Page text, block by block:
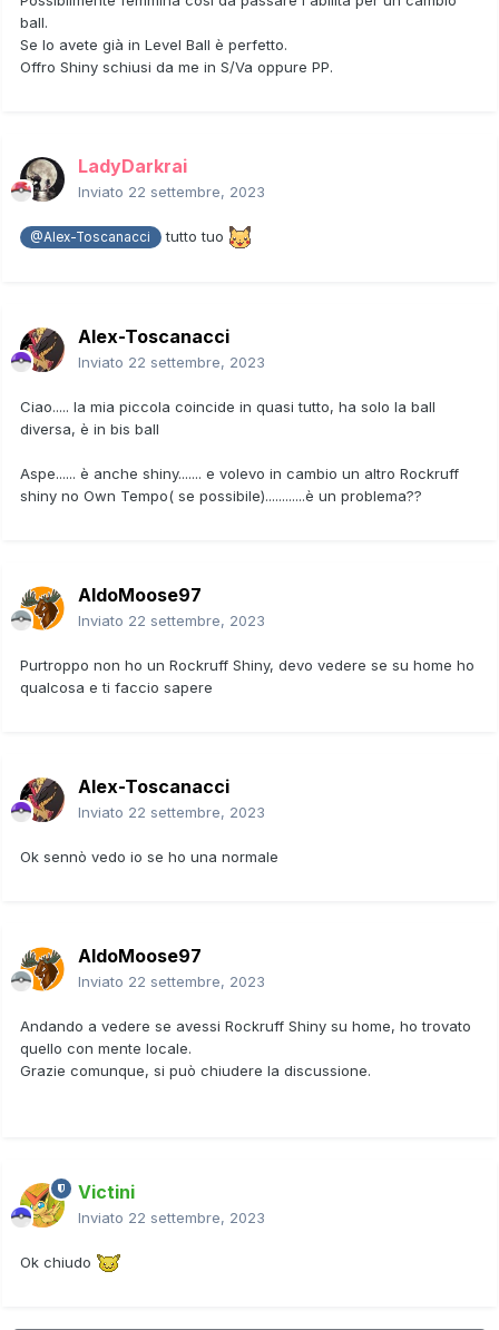
ball.
Se lo avete già in Level Ball è perfetto.
Offro Shiny schiusi da me in S/Va oppure PP.
LadyDarkrai
Inviato 22 settembre, 2023
@Alex-Toscanacci tutto tuo
Alex-Toscanacci
Inviato 22 settembre, 2023
Ciao..... la mia piccola coincide in quasi tutto, ha solo la ball
diversa, è in bis ball
Aspe...... è anche shiny....... e volevo in cambio un altro Rockruff
shiny no Own Tempo( se possibile)............è un problema??
AldoMoose97
Inviato 22 settembre, 2023
Purtroppo non ho un Rockruff Shiny, devo vedere se su home ho
qualcosa e ti faccio sapere
Alex-Toscanacci
Inviato 22 settembre, 2023
Ok sennò vedo io se ho una normale
AldoMoose97
Inviato 22 settembre, 2023
Andando a vedere se avessi Rockruff Shiny su home, ho trovato
quello con mente locale.
Grazie comunque, si può chiudere la discussione.
Victini
Inviato 22 settembre, 2023
Ok chiudo